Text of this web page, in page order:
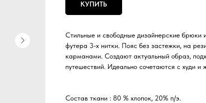
КУПИТЬ
Стильные и свободные дизайнерские
футера 3-х нитки. Пояс без застежки, на
карманами. Создают актуальный образ,
путешествий. Идеально сочетаются с худи
Состав ткани : 80 % хлопок, 20% п/э.